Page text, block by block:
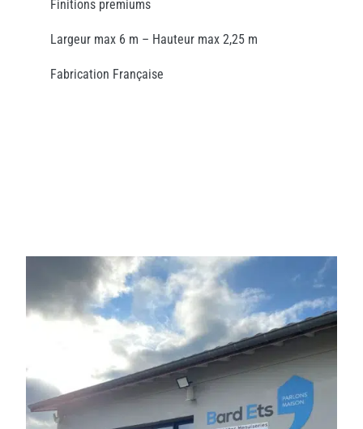
Finitions premiums
Largeur max 6 m – Hauteur max 2,25 m
Fabrication Française